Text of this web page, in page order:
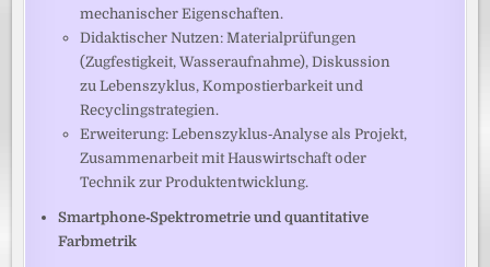
mechanischer Eigenschaften.
Didaktischer Nutzen: Materialprüfungen
(Zugfestigkeit, Wasseraufnahme), Diskussion
zu Lebenszyklus, Kompostierbarkeit und
Recyclingstrategien.
Erweiterung: Lebenszyklus‑Analyse als Projekt,
Zusammenarbeit mit Hauswirtschaft oder
Technik zur Produktentwicklung.
Smartphone‑Spektrometrie und quantitative
Farbmetrik